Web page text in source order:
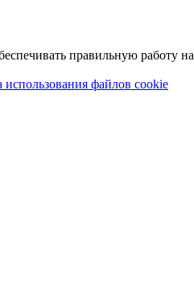
правильную работу
использования файлов cookie